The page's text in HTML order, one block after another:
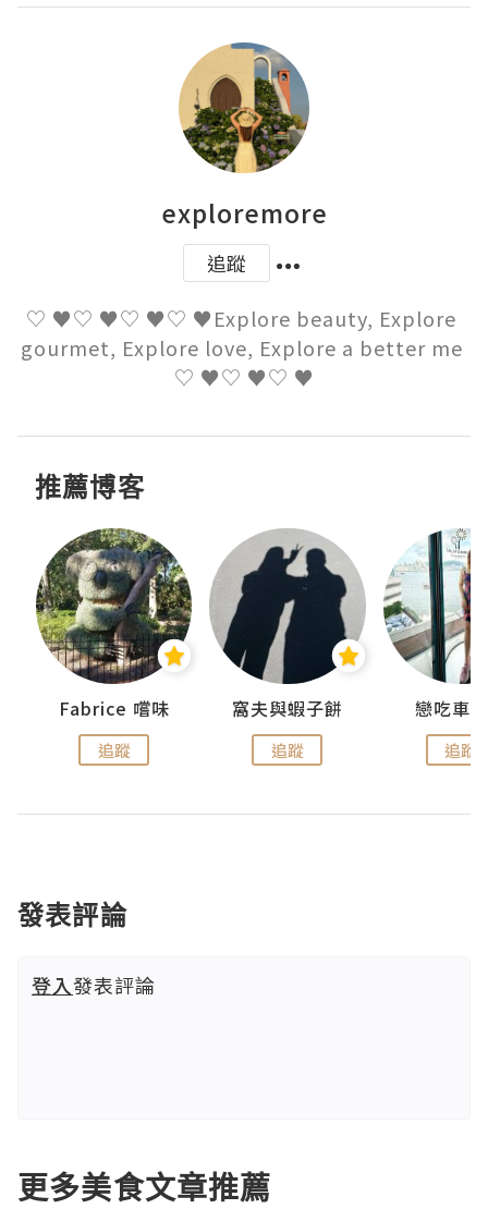
exploremore
追蹤
♡ ♥♡ ♥♡ ♥♡ ♥Explore beauty, Explore
gourmet, Explore love, Explore a better me
♡ ♥♡ ♥♡ ♥
推薦博客
Fabrice 嚐味
追蹤
窩夫與蝦子餅
追蹤
戀吃車
追蹤
發表評論
登入發表評論
更多美食文章推薦